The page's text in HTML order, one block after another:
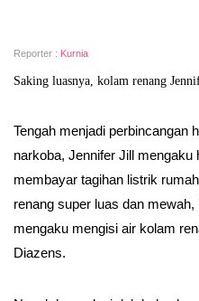
Reporter : Kurnia
Saking luasnya, kolam renang
Tengah menjadi perbincangan
narkoba, Jennifer Jill mengaku
membayar tagihan listrik
renang super luas dan
mengaku mengisi air kolam
Diazens.